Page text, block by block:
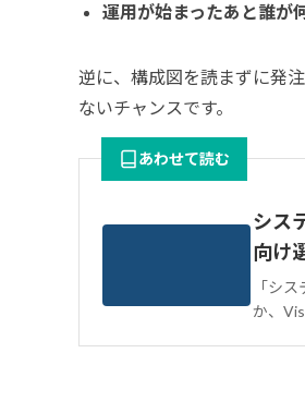
運用が始まったあと誰が
逆に、構成図を読まずに発
ないチャンスです。
あわせて読む
シス
向け
「シ
か、